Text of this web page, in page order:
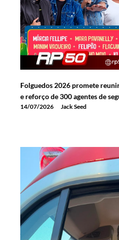
Folguedos 2026 promete
e reforço de 300 agentes de
14/07/2026 Jack Seed